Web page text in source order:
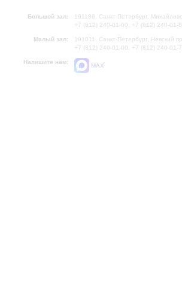
Большой зал:
191186, Санкт-Петербург,
+7 (812) 240-01-00, +7 (812) 240-01-
Малый зал:
191011, Санкт-Петербург, Невский
+7 (812) 240-01-00, +7 (812) 240-01-
Напишите нам:
MAX